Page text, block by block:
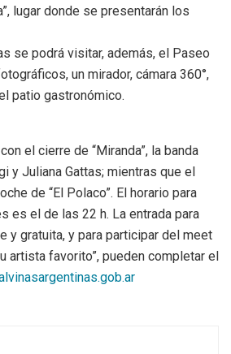
lugar donde se presentarán los
se podrá visitar, además, el Paseo
un mirador, cámara 360°,
patio gastronómico.
el cierre de “Miranda”, la banda
y Juliana Gattas; mientras que el
de “El Polaco”. El horario para
es el de las 22 h. La entrada para
y gratuita, y para participar del meet
artista favorito”, pueden completar el